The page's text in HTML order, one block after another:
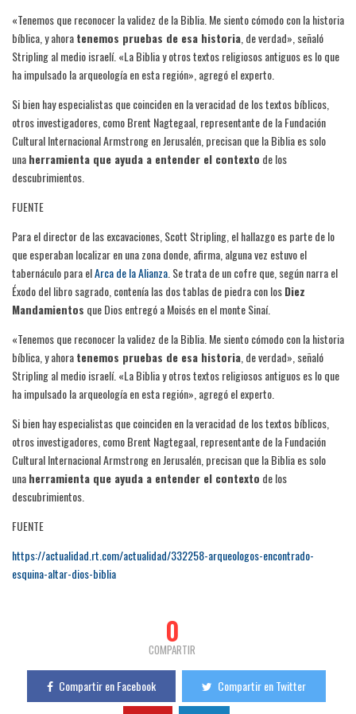
«Tenemos que reconocer la validez de la Biblia. Me siento cómodo con la historia
bíblica, y ahoratenemos pruebas de esa historia , de verdad», señaló
Stripling al medio israelí. «La Biblia y otros textos religiosos antiguos es lo que
ha impulsado la arqueología en esta región», agregó el experto.
Si bien hay especialistas que coinciden en la veracidad de los textos bíblicos,
otros investigadores, como Brent Nagtegaal, representante de la Fundación
Cultural Internacional Armstrong en Jerusalén, precisan que la Biblia es solo
unaherramienta que ayuda a entender el contexto de los
descubrimientos.
FUENTE
Para el director de las excavaciones, Scott Stripling, el hallazgo es parte de lo
que esperaban localizar en una zona donde, afirma, alguna vez estuvo el
tabernáculo para elArca de la Alianza . Se trata de un cofre que, según narra el
Éxodo del libro sagrado, contenía las dos tablas de piedra con losDiez
Mandamientos que Dios entregó a Moisés en el monte Sinaí.
«Tenemos que reconocer la validez de la Biblia. Me siento cómodo con la historia
bíblica, y ahoratenemos pruebas de esa historia , de verdad», señaló
Stripling al medio israelí. «La Biblia y otros textos religiosos antiguos es lo que
ha impulsado la arqueología en esta región», agregó el experto.
Si bien hay especialistas que coinciden en la veracidad de los textos bíblicos,
otros investigadores, como Brent Nagtegaal, representante de la Fundación
Cultural Internacional Armstrong en Jerusalén, precisan que la Biblia es solo
unaherramienta que ayuda a entender el contexto de los
descubrimientos.
FUENTE
https://actualidad.rt.com/actualidad/332258-arqueologos-encontrado-
esquina-altar-dios-biblia
0
COMPARTIR
Compartir en Facebook Compartir en Twitter